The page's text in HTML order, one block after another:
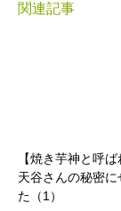
関連記事
【焼き芋神と呼ば
天谷さんの秘密
た（1）